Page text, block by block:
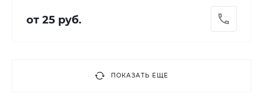
от 25 руб.
ПОКАЗАТЬ ЕЩЕ